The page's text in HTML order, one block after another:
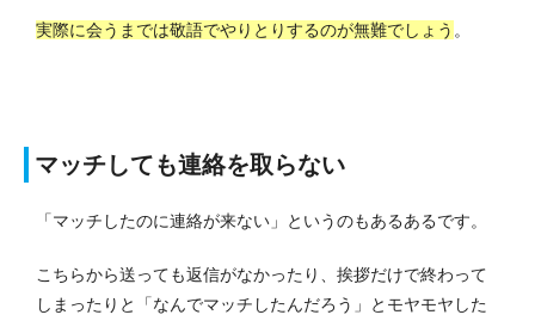
実際に会うまでは敬語でやりとりするのが無難でしょう 。
マッチしても連絡を取らない
「マッチしたのに連絡が来ない」というのもあるあるです。
こちらから送っても返信がなかったり、挨拶だけで終わって
しまったりと「なんでマッチしたんだろう」とモヤモヤした